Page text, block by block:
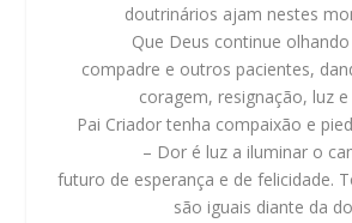
doutrinários ajam nestes
Que Deus continue
compadre e outros pacientes,
coragem, resignação, luz
Pai Criador tenha compaixão e
– Dor é luz a iluminar o
futuro de esperança e de felicidade.
são iguais diante da